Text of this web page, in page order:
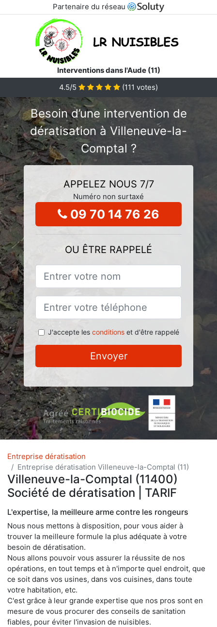
Partenaire du réseau
Interventions dans l'Aude (11)
4.5/5
(111 votes)
Besoin d’une intervention de
dératisation à Villeneuve-la-
Comptal ?
APPELEZ NOUS 7/7
Numéro non surtaxé
09 70 14 76 26
OU ÊTRE RAPPELÉ
J'accepte les conditionset d'être rappelé
Envoyer
Entreprise dératisation
Entreprise dératisation Villeneuve-la-Comptal (11)
Villeneuve-la-Comptal (11400)
Société de dératisation | TARIF
L'expertise, la meilleure arme contre les rongeurs
Nous nous mettons à disposition, pour vous aider à
trouver la meilleure formule la plus adéquate à votre
besoin de dératisation.
Nous allons pouvoir vous assurer la réussite de nos
opérations, en tout temps et à n'importe quel endroit, que
ce soit dans vos usines, dans vos cuisines, dans toute
votre habitation, etc.
C'est grâce à leur grande expertise que nos pros sont en
mesure de vous procurer des conseils de sanitation
fiables, pour éviter l'invasion de nuisibles.